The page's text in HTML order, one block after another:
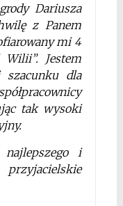
Dariusza
z Panem
mi 4
Jestem
szacunku dla
tak wysoki
najlepszego i